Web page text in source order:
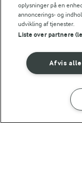
Kan jeg bruge
Kan opskriften
Kan jeg lave
SÅDAN
oplysninger på en
annoncerings- og
udvikling af tjenester.
Liste over partnere
Afvis alle